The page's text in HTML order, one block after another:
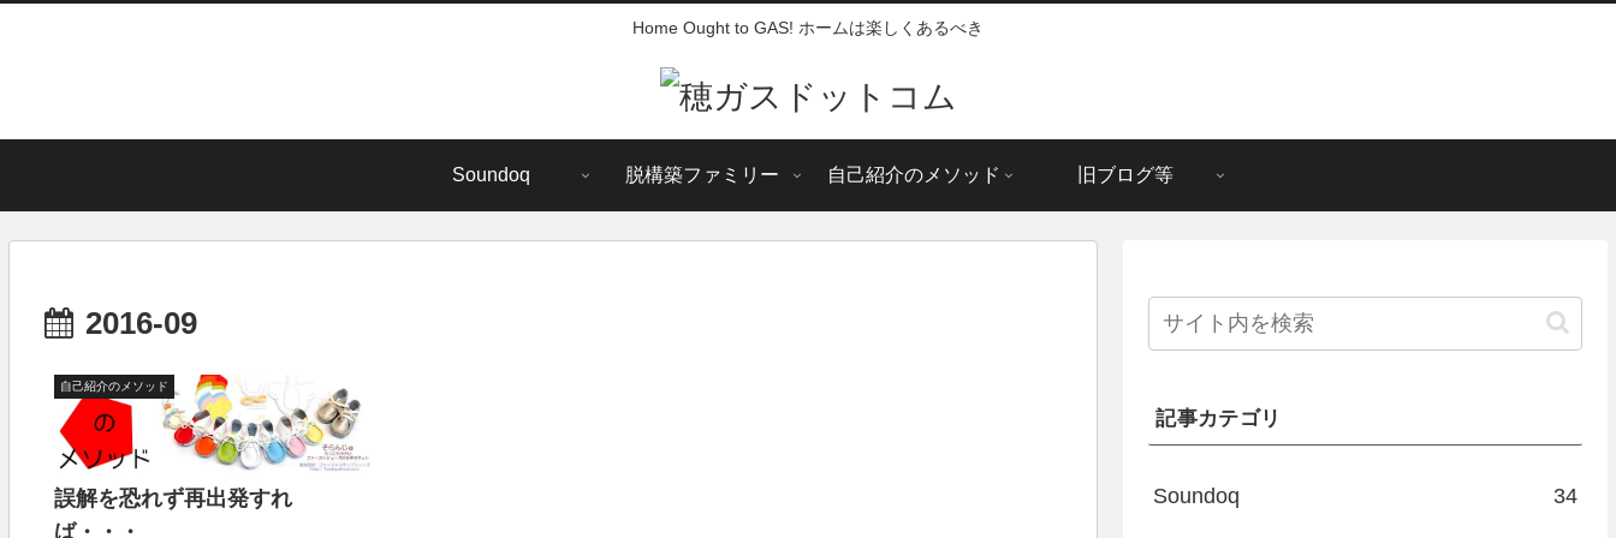
Home Ought to GAS! ホームは楽しくあるべき
Soundoq 脱構築ファミリー 自己紹介のメソッド 旧ブログ等
2016-09
自己紹介のメソッド
誤解を恐れず再出発すれ
ば・・・
記事カテゴリ
Soundoq 34